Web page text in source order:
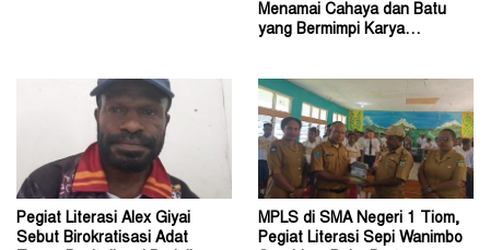
Menamai Cahaya dan Batu
yang Bermimpi Karya
Pegiat Literasi Alex Giyai
Sebut Birokratisasi Adat
MPLS di SMA Negeri 1 Tiom,
Pegiat Literasi Sepi Wanimbo